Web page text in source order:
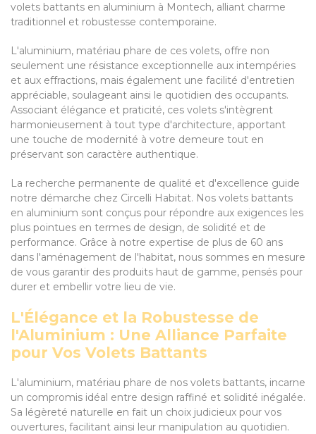
volets battants en aluminium à Montech, alliant charme
traditionnel et robustesse contemporaine.
L'aluminium, matériau phare de ces volets, offre non
seulement une résistance exceptionnelle aux intempéries
et aux effractions, mais également une facilité d'entretien
appréciable, soulageant ainsi le quotidien des occupants.
Associant élégance et praticité, ces volets s'intègrent
harmonieusement à tout type d'architecture, apportant
une touche de modernité à votre demeure tout en
préservant son caractère authentique.
La recherche permanente de qualité et d'excellence guide
notre démarche chez Circelli Habitat. Nos volets battants
en aluminium sont conçus pour répondre aux exigences les
plus pointues en termes de design, de solidité et de
performance. Grâce à notre expertise de plus de 60 ans
dans l'aménagement de l'habitat, nous sommes en mesure
de vous garantir des produits haut de gamme, pensés pour
durer et embellir votre lieu de vie.
L'Élégance et la Robustesse de
l'Aluminium : Une Alliance Parfaite
pour Vos Volets Battants
L'aluminium, matériau phare de nos volets battants, incarne
un compromis idéal entre design raffiné et solidité inégalée.
Sa légèreté naturelle en fait un choix judicieux pour vos
ouvertures, facilitant ainsi leur manipulation au quotidien.